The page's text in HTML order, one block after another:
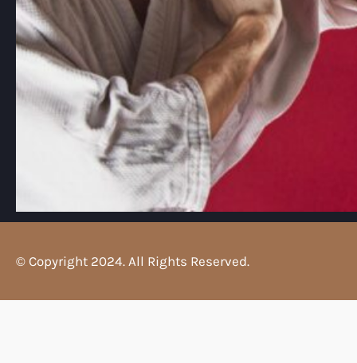
© Copyright 2024. All Rights Reserved.